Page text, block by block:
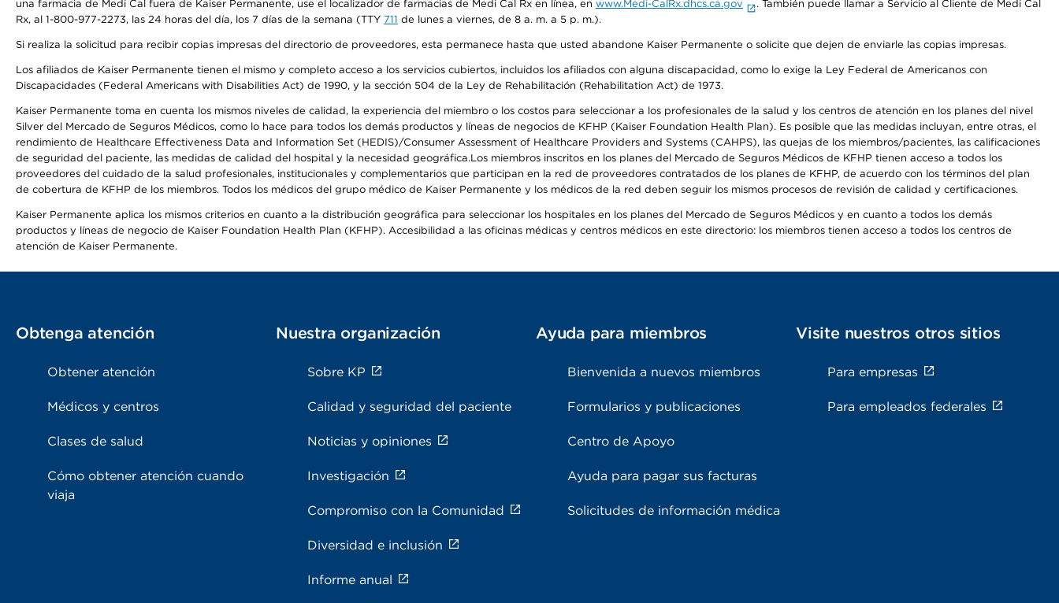
una farmacia de Medi Cal fuera de Kaiser Permanente, use el localizador de farmacias de Medi Cal Rx en línea, en www.Medi-CalRx.dhcs.ca.gov
. También puede llamar a Servicio al Cliente de Medi Cal
Rx, al 1-800-977-2273, las 24 horas del día, los 7 días de la semana (TTY 711 de lunes a viernes, de 8 a. m. a 5 p. m.).
Si realiza la solicitud para recibir copias impresas del directorio de proveedores, esta permanece hasta que usted abandone Kaiser Permanente o solicite que dejen de enviarle las copias impresas.
Los afiliados de Kaiser Permanente tienen el mismo y completo acceso a los servicios cubiertos, incluidos los afiliados con alguna discapacidad, como lo exige la Ley Federal de Americanos con
Discapacidades (Federal Americans with Disabilities Act) de 1990, y la sección 504 de la Ley de Rehabilitación (Rehabilitation Act) de 1973.
Kaiser Permanente toma en cuenta los mismos niveles de calidad, la experiencia del miembro o los costos para seleccionar a los profesionales de la salud y los centros de atención en los planes del nivel
Silver del Mercado de Seguros Médicos, como lo hace para todos los demás productos y líneas de negocios de KFHP (Kaiser Foundation Health Plan). Es posible que las medidas incluyan, entre otras, el
rendimiento de Healthcare Effectiveness Data and Information Set (HEDIS)/Consumer Assessment of Healthcare Providers and Systems (CAHPS), las quejas de los miembros/pacientes, las calificaciones
de seguridad del paciente, las medidas de calidad del hospital y la necesidad geográfica.Los miembros inscritos en los planes del Mercado de Seguros Médicos de KFHP tienen acceso a todos los
proveedores del cuidado de la salud profesionales, institucionales y complementarios que participan en la red de proveedores contratados de los planes de KFHP, de acuerdo con los términos del plan
de cobertura de KFHP de los miembros. Todos los médicos del grupo médico de Kaiser Permanente y los médicos de la red deben seguir los mismos procesos de revisión de calidad y certificaciones.
Kaiser Permanente aplica los mismos criterios en cuanto a la distribución geográfica para seleccionar los hospitales en los planes del Mercado de Seguros Médicos y en cuanto a todos los demás
productos y líneas de negocio de Kaiser Foundation Health Plan (KFHP). Accesibilidad a las oficinas médicas y centros médicos en este directorio: los miembros tienen acceso a todos los centros de
atención de Kaiser Permanente.
Obtenga atención
Obtener atención
Médicos y centros
Clases de salud
Cómo obtener atención cuando
viaja
Nuestra organización
Sobre KP
Calidad y seguridad del paciente
Noticias y opiniones
Investigación
Compromiso con la Comunidad
Diversidad e inclusión
Informe anual
Ayuda para miembros
Bienvenida a nuevos miembros
Formularios y publicaciones
Centro de Apoyo
Ayuda para pagar sus facturas
Solicitudes de información médica
Visite nuestros otros sitios
Para empresas
Para empleados federales